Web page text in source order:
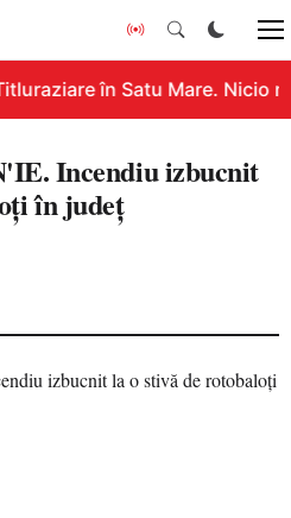
în Satu Mare. Nicio
Incendiu izbucnit
în județ